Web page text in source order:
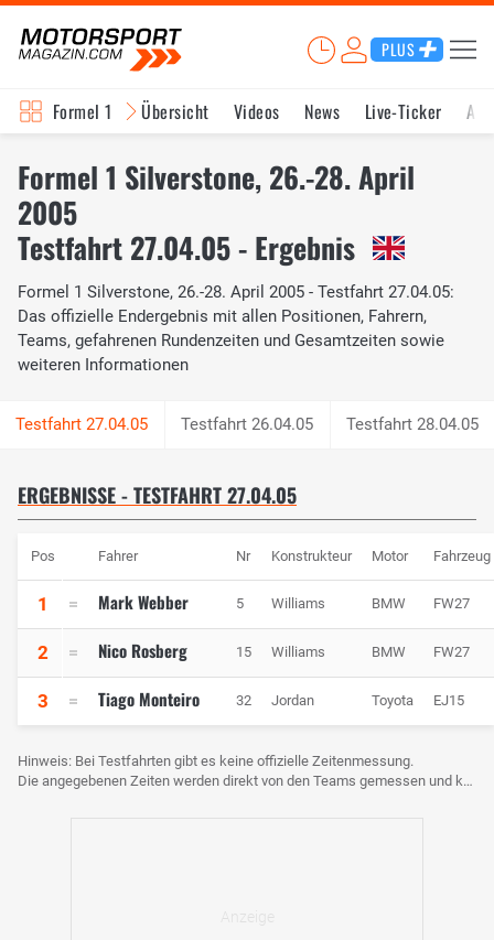
PLUS
Formel 1 Übersicht Videos News Live-Ticker
Formel 1 Silverstone, 26.-28. April
2005
Testfahrt 27.04.05 - Ergebnis
Formel 1 Silverstone, 26.-28. April 2005 - Testfahrt 27.04.05:
Das offizielle Endergebnis mit allen Positionen, Fahrern,
Teams, gefahrenen Rundenzeiten und Gesamtzeiten sowie
weiteren Informationen
Testfahrt 26.04.05 Testfahrt 28.04.05
ERGEBNISSE - TESTFAHRT 27.04.05
Pos Fahrer Nr Konstrukteur Motor Fahrzeug
1 Mark Webber 5 Williams BMW FW27
2 Nico Rosberg 15 Williams BMW FW27
3 Tiago Monteiro 32 Jordan Toyota EJ15
Hinweis: Bei Testfahrten gibt es keine offizielle Zeitenmessung.
Die angegebenen Zeiten werden direkt von den Teams gemessen und können voneinander abweichen.